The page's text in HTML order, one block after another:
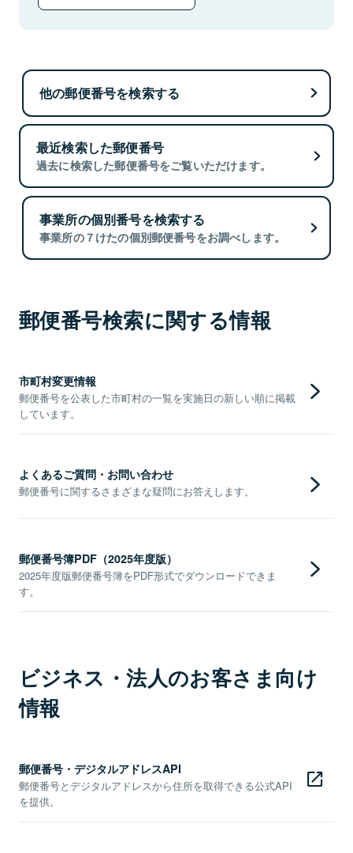
他の郵便番号を検索する
最近検索した郵便番号
過去に検索した郵便番号をご覧いただけます。
事業所の個別番号を検索する
事業所の７けたの個別郵便番号をお調べします。
郵便番号検索に関する情報
市町村変更情報
郵便番号を公表した市町村の一覧を実施日の新しい順に掲載
しています。
よくあるご質問・お問い合わせ
郵便番号に関するさまざまな疑問にお答えします。
郵便番号簿PDF（2025年度版）
2025年度版郵便番号簿をPDF形式でダウンロードできま
す。
ビジネス・法人のお客さま向け
情報
郵便番号・デジタルアドレスAPI
郵便番号とデジタルアドレスから住所を取得できる公式API
を提供。